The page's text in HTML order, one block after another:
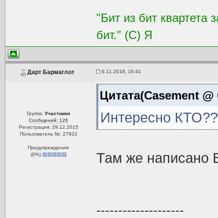
"Бит из бит квартета
бит." (С) Я
Дарт Бармаглот 6.11.2016, 16:41
Группа:Участники
Сообщений: 126
Регистрация: 29.12.2015
Пользователь №: 27922
Предупреждения:
(0%)
Цитата(Casement
Интересно
Там же написано
--------------------